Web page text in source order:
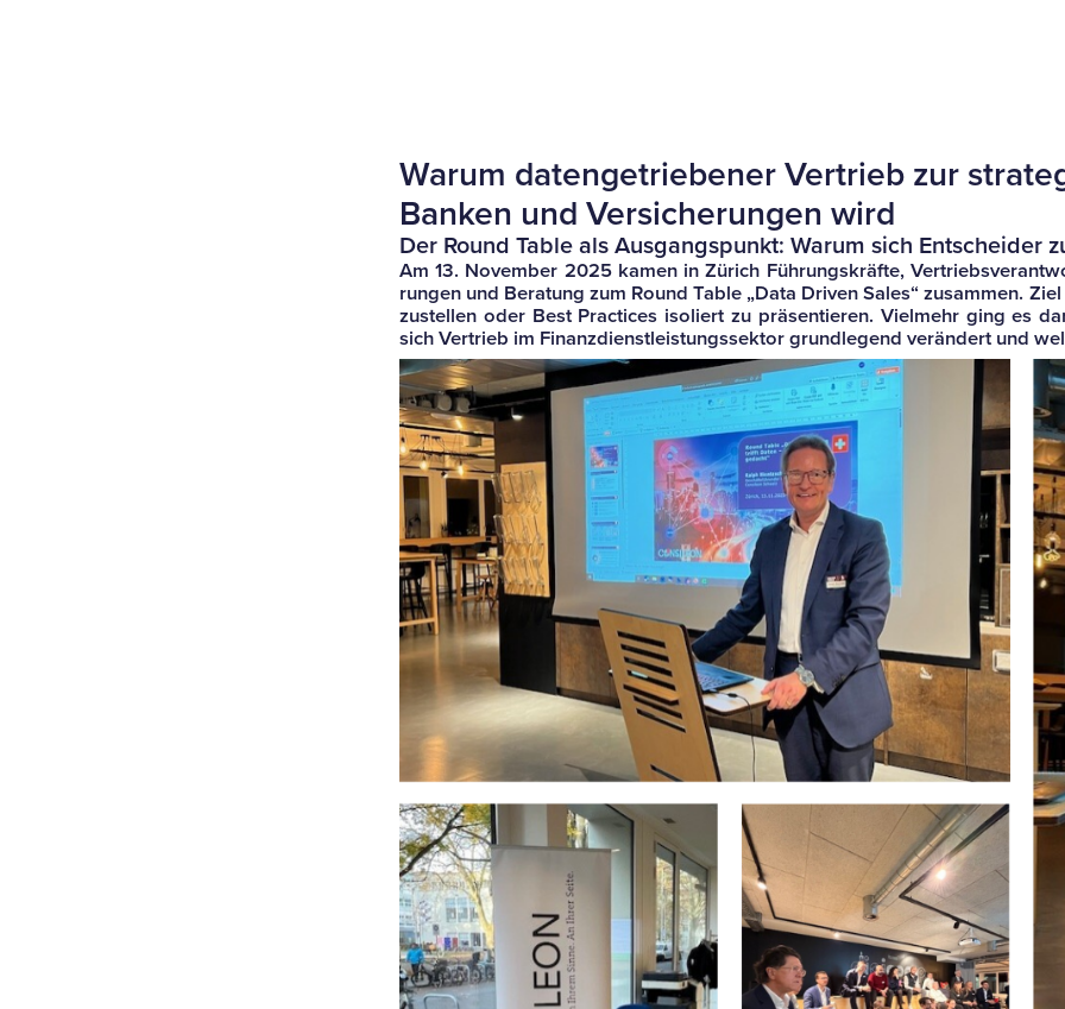
Warum daten­ge­trie­bener Ver­trieb zur
Banken und Ver­si­che­rungen wird
Der Round Table als Aus­gangs­punkt: Warum sich Ent­scheider
Am 13. November 2025 kamen in Zürich Füh­rungs­kräfte,
rungen und Bera­tung zum Round Table „Data Driven Sales“ zusammen.
zu­stellen oder Best Prac­tices iso­liert zu prä­sen­tieren. Viel­mehr ging es
sich Ver­trieb im Finanz­dienst­leis­tungs­sektor grund­le­gend ver­än­dert und